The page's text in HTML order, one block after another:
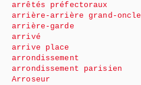
arrêtés préfectoraux
arrière-arrière grand-oncle
arrière-garde
arrivé
arrive place
arrondissement
arrondissement parisien
Arroseur